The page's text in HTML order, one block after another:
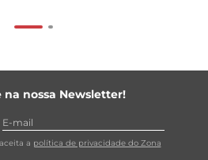
na nossa Newsletter!
a política de privacidade do Zona